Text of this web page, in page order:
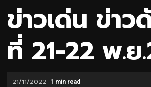
ข่าวเด่น ข่าว
ที่ 21-22 พ.ย
21/11/2022 1 min read